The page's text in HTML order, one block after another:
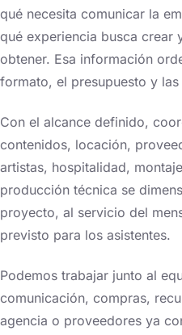
qué necesita comunicar la
qué experiencia busca crear
obtener. Esa información
formato, el presupuesto y
Con el alcance definido,
contenidos, locación,
artistas, hospitalidad,
producción técnica se
proyecto, al servicio del
previsto para los asistentes.
Podemos trabajar junto al
comunicación, compras,
agencia o proveedores ya